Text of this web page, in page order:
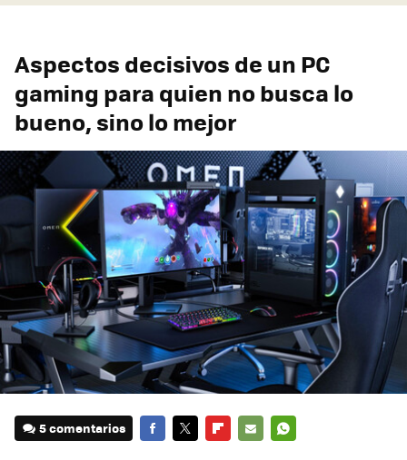
Aspectos decisivos de un PC
gaming para quien no busca lo
bueno, sino lo mejor
5 comentarios